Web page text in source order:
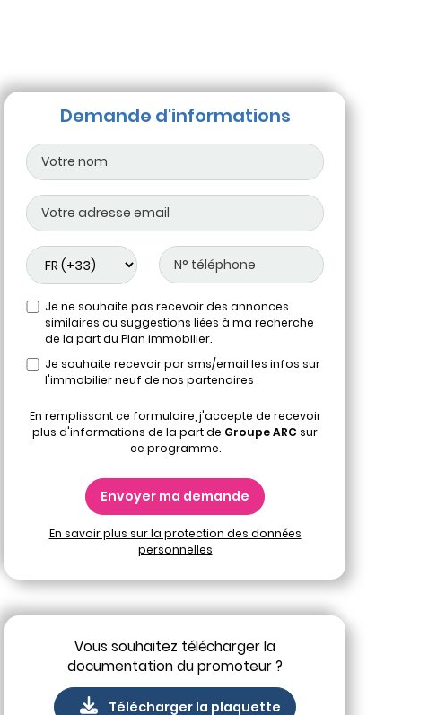
Demande d'informations
Je ne souhaite pas recevoir des annonces
similaires ou suggestions liées à ma recherche
de la part du Plan immobilier.
Je souhaite recevoir par sms/email les infos sur
l'immobilier neuf de nos partenaires
En remplissant ce formulaire, j'accepte de recevoir
plus d'informations de la part de Groupe ARC sur
ce programme.
Envoyer ma demande
En savoir plus sur la protection des données
personnelles
Vous souhaitez télécharger la
documentation du promoteur ?
Télécharger la plaquette